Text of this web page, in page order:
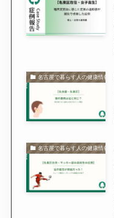
名古屋で暮らす人の健康情報
名古屋で暮らす人の健康情報